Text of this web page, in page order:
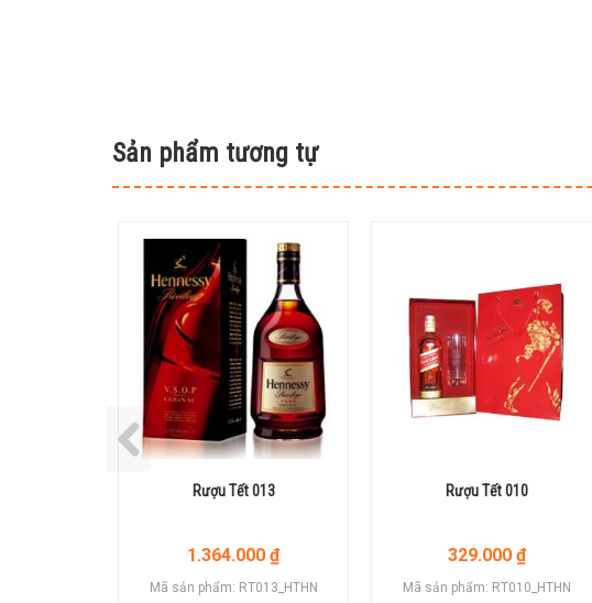
Sản phẩm tương tự
Rượu Tết 013
1.364.000 ₫
Mã sản phẩm: RT013_HTHN
Rượu Tết 010
329.000 ₫
Mã sản phẩm: RT010_HTHN